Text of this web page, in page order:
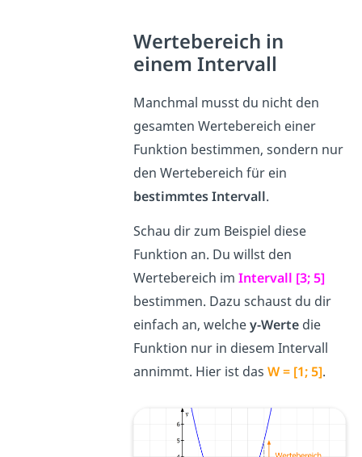
Wertebereich in
einem Intervall
Manchmal musst du nicht den
gesamten Wertebereich einer
Funktion bestimmen, sondern nur
den Wertebereich für ein
bestimmtes Intervall.
Schau dir zum Beispiel diese
Funktion an. Du willst den
Wertebereich imIntervall [3; 5]
bestimmen. Dazu schaust du dir
einfach an, welchey-Werte die
Funktion nur in diesem Intervall
annimmt. Hier ist dasW = [1; 5].